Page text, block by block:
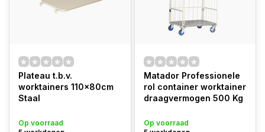
Plateau t.b.v.
worktainers 110x80cm
Staal
Op voorraad
Matador Professionele
rol container worktainer
draagvermogen 500 Kg
Op voorraad